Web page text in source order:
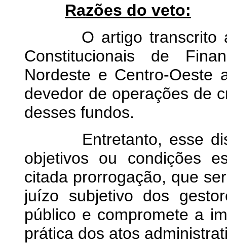
Razões do veto:
O artigo transcrito
Constitucionais de
Nordeste e Centro-Oeste
devedor de operações de
desses fundos.
Entretanto, esse
objetivos ou condições
citada prorrogação, que
juízo subjetivo dos
público e compromete a
prática dos atos